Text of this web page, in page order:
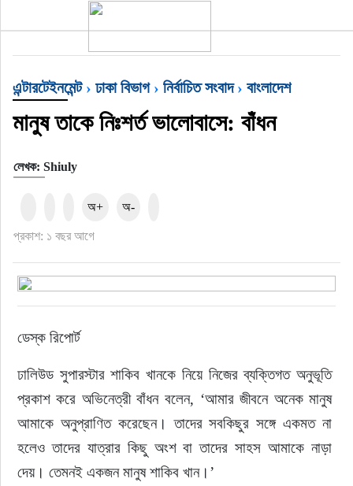
বাংলাদেশ
ইন্টারন্যাশনাল
সিলেট বিভাগ
মার্কিন যুক্তরাষ্ট্র
এন্টারটেইনমেন্ট
নিউইয়র্ক
জাতীয়
তারুণ্য
এন্টারটেইনমেন্ট› ঢাকা বিভাগ› নির্বাচিত সংবাদ› বাংলাদেশ
মানুষ তাকে নিঃশর্ত ভালোবাসে: বাঁধন
লেখক: Shiuly
প্রকাশ: ১ বছর আগে
অ+ অ-
ডেস্ক রিপোর্ট
ঢালিউড সুপারস্টার শাকিব খানকে নিয়ে নিজের ব্যক্তিগত অনুভূতি
প্রকাশ করে অভিনেত্রী বাঁধন বলেন, ‘আমার জীবনে অনেক মানুষ
আমাকে অনুপ্রাণিত করেছেন। তাদের সবকিছুর সঙ্গে একমত না
হলেও তাদের যাত্রার কিছু অংশ বা তাদের সাহস আমাকে নাড়া
দেয়। তেমনই একজন মানুষ শাকিব খান।’